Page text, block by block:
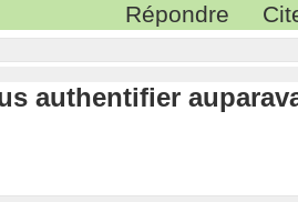
Répondre
authentifier